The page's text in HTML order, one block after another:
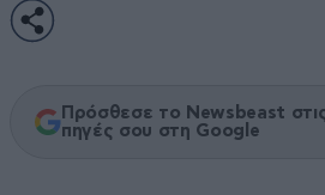
Πρόσθεσε το Newsbeast
πηγές σου στη Google